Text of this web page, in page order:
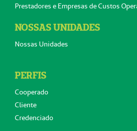
Prestadores e Empresas de Custos
NOSSAS UNIDADES
Nossas Unidades
PERFIS
Cooperado
Cliente
Credenciado